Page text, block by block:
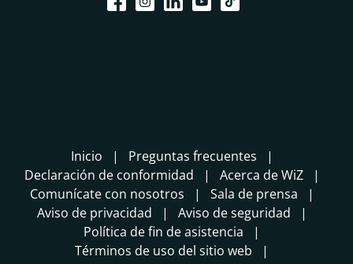
Inicio
Preguntas frecuentes
Declaración de conformidad
Acerca de WiZ
Comunícate con nosotros
Sala de prensa
Aviso de privacidad
Aviso de seguridad
Política de fin de asistencia
Términos de uso del sitio web